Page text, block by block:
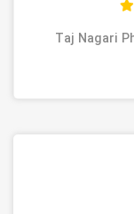
Taj Nagari